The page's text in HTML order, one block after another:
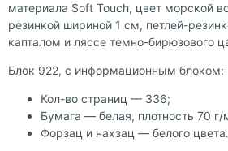
материала Soft Touch, цвет морской
резинкой шириной 1 см, петлей-
капталом и ляссе темно-бирюзового
Блок 922, с информационным блоком:
Кол-во страниц — 336;
Бумага — белая, плотность 70 г/
Форзац и нахзац — белого цвета.